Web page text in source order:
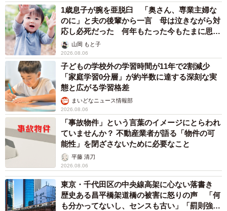
1歳息子が腕を亜脱臼 「奥さん、専業主婦な
のに」と夫の後輩から一言 母は泣きながら対
応し必死だった 何年もたった今もたまに思い
出し…山岡 もと子
2026.08.06
子どもの学校外の学習時間が11年で2割減少
「家庭学習0分層」が約半数に達する深刻な実
態と広がる学習格差
まいどなニュース情報部
2026.08.06
「事故物件」という言葉のイメージにとらわれ
ていませんか？ 不動産業者が語る「物件の可
能性」を閉ざさないために必要なこと
平藤 清刀
2026.08.06
東京・千代田区の中央線高架に心ない落書き
歴史ある昌平橋架道橋の被害に怒りの声 「何
も分かってないし、センスも古い」「罰則強化